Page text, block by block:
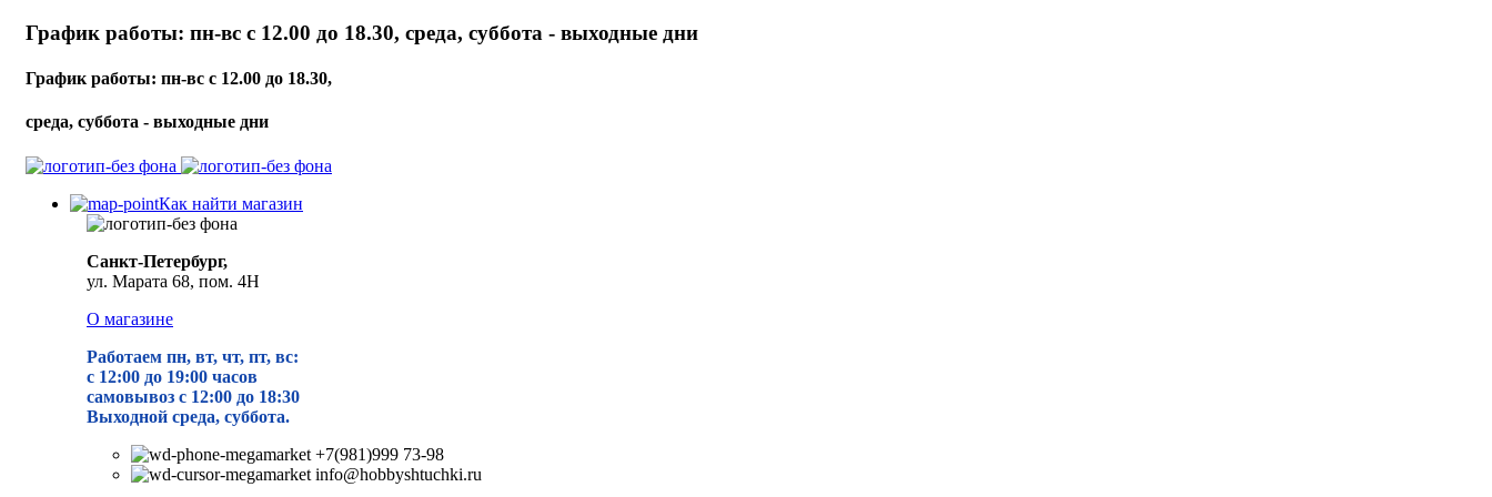
График работы: пн-вс с 12.00 до 18.30, среда, суббота - выходные дни
График работы: пн-вс с 12.00 до 18.30,
среда, суббота - выходные дни
Как найти магазин
Санкт-Петербург,
ул. Марата 68, пом. 4Н
О магазине
Работаем пн, вт, чт, пт, вс:
с 12:00 до 19:00 часов
самовывоз с 12:00 до 18:30
Выходной среда, суббота.
+7(981)999 73-98
info@hobbyshtuchki.ru